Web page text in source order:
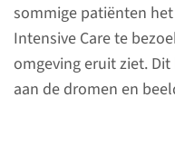
sommige patiënten
Intensive Care te
omgeving eruit ziet.
aan de dromen en
lees